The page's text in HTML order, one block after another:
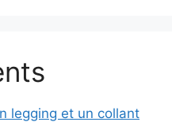
legging et un collant